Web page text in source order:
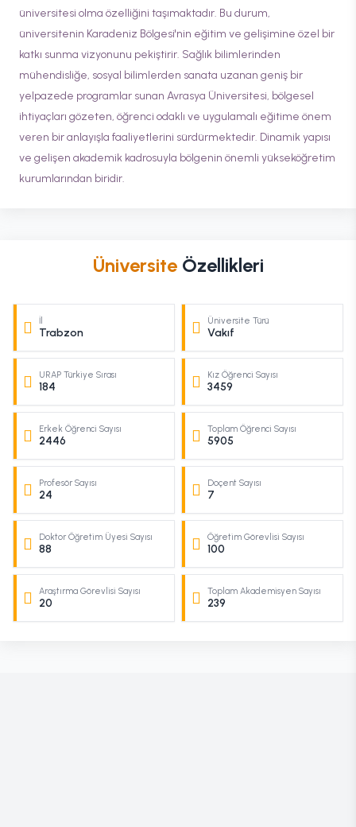
üniversitesi olma özelliğini taşımaktadır. Bu durum,
üniversitenin Karadeniz Bölgesi'nin eğitim ve gelişimine özel bir
katkı sunma vizyonunu pekiştirir. Sağlık bilimlerinden
mühendisliğe, sosyal bilimlerden sanata uzanan geniş bir
yelpazede programlar sunan Avrasya Üniversitesi, bölgesel
ihtiyaçları gözeten, öğrenci odaklı ve uygulamalı eğitime önem
veren bir anlayışla faaliyetlerini sürdürmektedir. Dinamik yapısı
ve gelişen akademik kadrosuyla bölgenin önemli yükseköğretim
kurumlarından biridir.
Üniversite Özellikleri
İl
Trabzon
Üniversite Türü
Vakıf
URAP Türkiye Sırası
184
Kız Öğrenci Sayısı
3459
Erkek Öğrenci Sayısı
2446
Toplam Öğrenci Sayısı
5905
Profesör Sayısı
24
Doçent Sayısı
7
Doktor Öğretim Üyesi Sayısı
88
Öğretim Görevlisi Sayısı
100
Araştırma Görevlisi Sayısı
20
Toplam Akademisyen Sayısı
239